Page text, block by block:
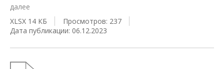
далее
XLSX 14 КБ
Просмотров: 237
Дата публикации: 06.12.2023